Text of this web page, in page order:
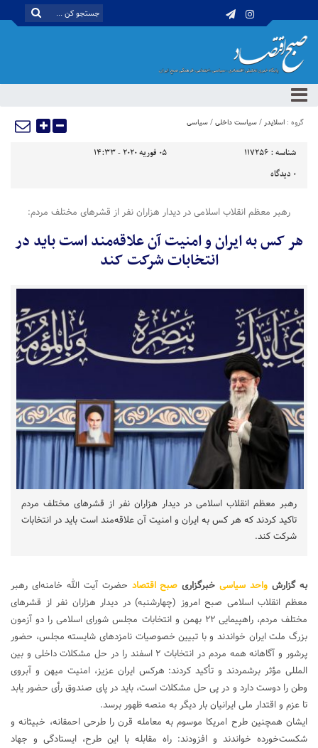
گروه : اسلایدر/سیاست داخلی/سیاسی
شناسه : 117256
05 فوریه 2020 - 14:33
0 دیدگاه
رهبر معظم انقلاب اسلامی در دیدار هزاران نفر از قشرهای مختلف مردم:
هر کس به ایران و امنیت آن علاقه‌مند است باید در
انتخابات شرکت کند
رهبر معظم انقلاب اسلامی در دیدار هزاران نفر از قشرهای مختلف مردم
تاکید کردند که هر کس به ایران و امنیت آن علاقه‌مند است باید در انتخابات
شرکت کند.
به گزارش واحد سیاسی خبرگزاری صبح اقتصاد حضرت آیت الله خامنه‌ای رهبر
معظم انقلاب اسلامی صبح امروز (چهارشنبه) در دیدار هزاران نفر از قشرهای
مختلف مردم، راهپیمایی ۲۲ بهمن و انتخابات مجلس شورای اسلامی را دو آزمون
بزرگ ملت ایران خواندند و با تبیین خصوصیات نامزدهای شایسته مجلس، حضور
پرشور و آگاهانه همه مردم در انتخابات ۲ اسفند را در حل مشکلات داخلی و بین
المللی مؤثر برشمردند و تأکید کردند: هرکس ایران عزیز، امنیت میهن و آبروی
وطن را دوست دارد و در پی حل مشکلات است، باید در پای صندوق رأی حضور یابد
تا عزم و اقتدار ملی ایرانیان بار دیگر به منصه ظهور برسد.
ایشان همچنین طرح امریکا موسوم به معامله قرن را طرحی احمقانه، خبیثانه و
شکست‌خورده خواندند و افزودند: راه مقابله با این طرح، ایستادگی و جهاد